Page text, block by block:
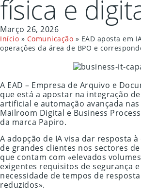
física e
Março 26, 2026
Início » Comunicação » EAD aposta em
operações da área de BPO e
A EAD – Empresa de Arquivo e
que está a apostar na integração
artificial e automação avançada
Mailroom Digital e Business
da marca Papiro.
A adopção de IA visa dar resposta
de grandes clientes nos sectores
que contam com «elevados
exigentes requisitos de segurança
necessidade de tempos de
reduzidos».